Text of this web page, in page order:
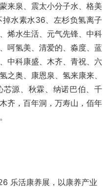
来泉、震太小分子水、格美
水素水36、左杉负氢离子
烯水生活、元气先锋、中科
呵氢美、清爱的、淼度、蓝
中科康盛、木齐、青祝、六
之奥、康恩泉、氢来康来、
源、秋霖、纳诺巴伯、千
齐，百年洞，万寿山，佰年
乐活康养展，以康养产业